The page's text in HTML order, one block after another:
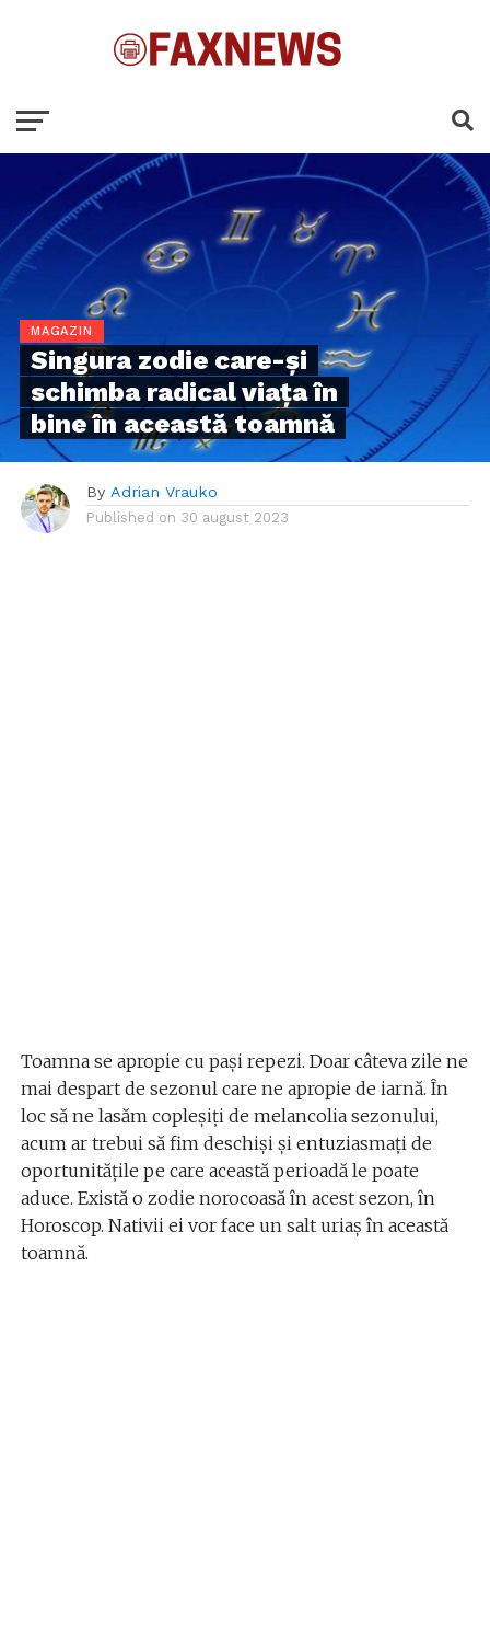
MAGAZIN
Singura zodie care-și
schimba radical viața în
bine în această toamnă
By Adrian Vrauko
Published on 30 august 2023
Toamna se apropie cu pași repezi. Doar câteva zile ne
mai despart de sezonul care ne apropie de iarnă. În
loc să ne lasăm copleșiți de melancolia sezonului,
acum ar trebui să fim deschiși și entuziasmați de
oportunitățile pe care această perioadă le poate
aduce. Există o zodie norocoasă în acest sezon, în
Horoscop. Nativii ei vor face un salt uriaș în această
toamnă.